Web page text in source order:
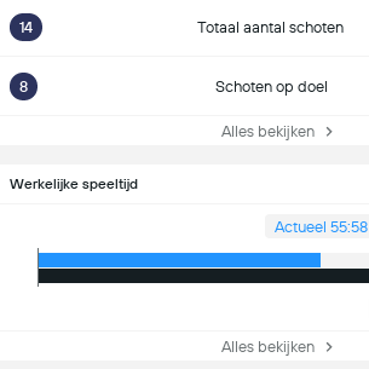
14 Totaal aantal schoten
8 Schoten op doel
Alles bekijken
Werkelijke speeltijd
Actueel 55:58
Alles bekijken